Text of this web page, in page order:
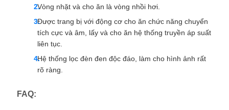
Vòng nhặt và cho ăn là vòng nhồi hơi.
Được trang bị với động cơ cho ăn chức năng chuyển
tích cực và âm, lấy và cho ăn hệ thống truyền áp suất
liên tục.
Hệ thống lọc đèn đen độc đáo, làm cho hình ảnh rất
rõ ràng.
FAQ: